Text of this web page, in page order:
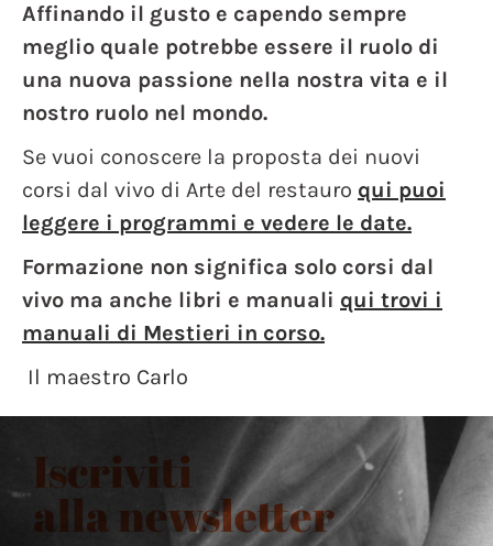
Affinando il gusto e capendo sempre
meglio quale potrebbe essere il ruolo di
una nuova passione nella nostra vita e il
nostro ruolo nel mondo.
Se vuoi conoscere la proposta dei nuovi
corsi dal vivo di Arte del restauro qui puoi
leggere i programmi e vedere le date.
Formazione non significa solo corsi dal
vivo ma anche libri e manuali qui trovi i
manuali di Mestieri in corso.
Il maestro Carlo
Iscriviti
alla newsletter